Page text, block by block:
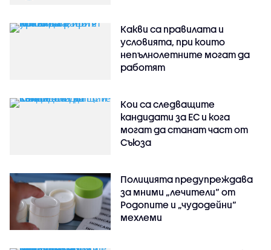
Какви са правилата и
условията, при които
непълнолетните могат да
работят
Кои са следващите
кандидати за ЕС и кога
могат да станат част от
Съюза
Полицията предупреждава
за мними „лечители“ от
Родопите и „чудодейни“
мехлеми